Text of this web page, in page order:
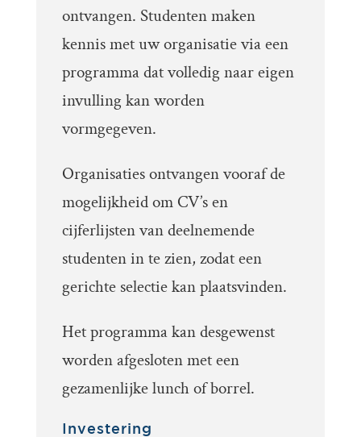
ontvangen. Studenten maken
kennis met uw organisatie via een
programma dat volledig naar eigen
invulling kan worden
vormgegeven.
Organisaties ontvangen vooraf de
mogelijkheid om CV’s en
cijferlijsten van deelnemende
studenten in te zien, zodat een
gerichte selectie kan plaatsvinden.
Het programma kan desgewenst
worden afgesloten met een
gezamenlijke lunch of borrel.
Investering